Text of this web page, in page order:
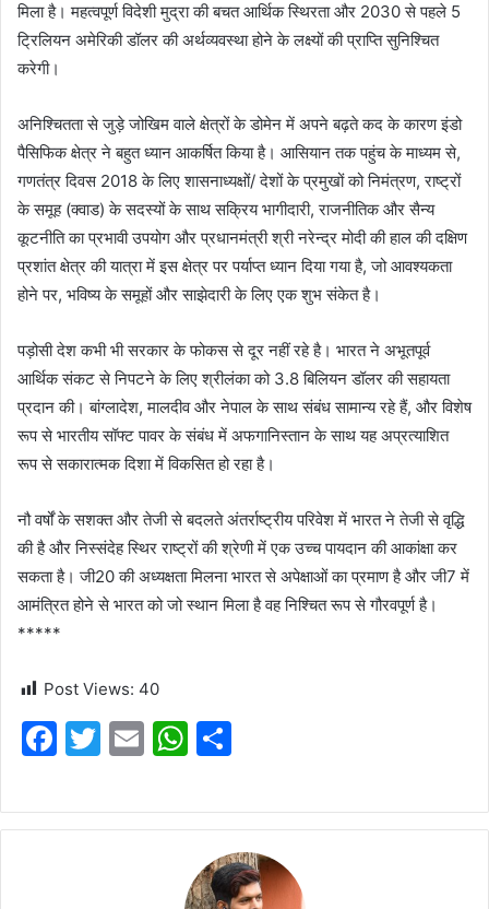
मिला है। महत्वपूर्ण विदेशी मुद्रा की बचत आर्थिक स्थिरता और 2030 से पहले 5
ट्रिलियन अमेरिकी डॉलर की अर्थव्यवस्था होने के लक्ष्यों की प्राप्ति सुनिश्चित
करेगी।
अनिश्चितता से जुड़े जोखिम वाले क्षेत्रों के डोमेन में अपने बढ़ते कद के कारण इंडो
पैसिफिक क्षेत्र ने बहुत ध्यान आकर्षित किया है। आसियान तक पहुंच के माध्यम से,
गणतंत्र दिवस 2018 के लिए शासनाध्यक्षों/ देशों के प्रमुखों को निमंत्रण, राष्ट्रों
के समूह (क्वाड) के सदस्यों के साथ सक्रिय भागीदारी, राजनीतिक और सैन्य
कूटनीति का प्रभावी उपयोग और प्रधानमंत्री श्री नरेन्द्र मोदी की हाल की दक्षिण
प्रशांत क्षेत्र की यात्रा में इस क्षेत्र पर पर्याप्त ध्यान दिया गया है, जो आवश्यकता
होने पर, भविष्य के समूहों और साझेदारी के लिए एक शुभ संकेत है।
पड़ोसी देश कभी भी सरकार के फोकस से दूर नहीं रहे है। भारत ने अभूतपूर्व
आर्थिक संकट से निपटने के लिए श्रीलंका को 3.8 बिलियन डॉलर की सहायता
प्रदान की। बांग्लादेश, मालदीव और नेपाल के साथ संबंध सामान्य रहे हैं, और विशेष
रूप से भारतीय सॉफ्ट पावर के संबंध में अफगानिस्तान के साथ यह अप्रत्याशित
रूप से सकारात्मक दिशा में विकसित हो रहा है।
नौ वर्षों के सशक्त और तेजी से बदलते अंतर्राष्ट्रीय परिवेश में भारत ने तेजी से वृद्धि
की है और निस्संदेह स्थिर राष्ट्रों की श्रेणी में एक उच्च पायदान की आकांक्षा कर
सकता है। जी20 की अध्यक्षता मिलना भारत से अपेक्षाओं का प्रमाण है और जी7 में
आमंत्रित होने से भारत को जो स्थान मिला है वह निश्चित रूप से गौरवपूर्ण है।
*****
Post Views: 40
F
c
e
T
itt
er
E
ai
l
W
at
s
A
ar
e